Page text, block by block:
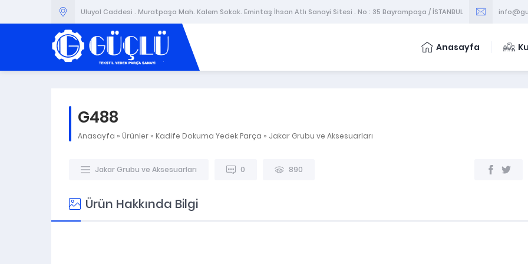
Uluyol Caddesi . Muratpaşa Mah. Kalem Sokak. Emintaş İhsan Atlı Sanayi Sitesi . No : 35 Bayrampaşa / İSTANBUL
Anasayfa
G488
Anasayfa » Ürünler » Kadife Dokuma Yedek Parça » Jakar Grubu ve Aksesuarları
Jakar Grubu ve Aksesuarları 0 890
Ürün Hakkında Bilgi